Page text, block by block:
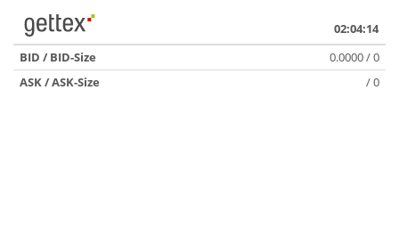
02:04:14
BID / BID-Size
0.0000 / 0
ASK / ASK-Size
/ 0